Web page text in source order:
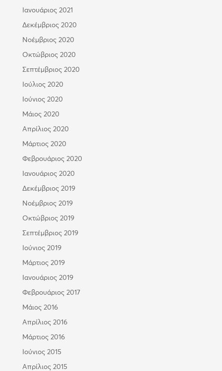
Ιανουάριος 2021
Δεκέμβριος 2020
Νοέμβριος 2020
Οκτώβριος 2020
Σεπτέμβριος 2020
Ιούλιος 2020
Ιούνιος 2020
Μάιος 2020
Απρίλιος 2020
Μάρτιος 2020
Φεβρουάριος 2020
Ιανουάριος 2020
Δεκέμβριος 2019
Νοέμβριος 2019
Οκτώβριος 2019
Σεπτέμβριος 2019
Ιούνιος 2019
Μάρτιος 2019
Ιανουάριος 2019
Φεβρουάριος 2017
Μάιος 2016
Απρίλιος 2016
Μάρτιος 2016
Ιούνιος 2015
Απρίλιος 2015